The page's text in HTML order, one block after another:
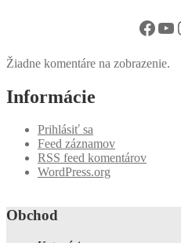
Žiadne komentáre na zobrazenie.
Informácie
Prihlásiť sa
Feed záznamov
RSS feed komentárov
WordPress.org
Obchod